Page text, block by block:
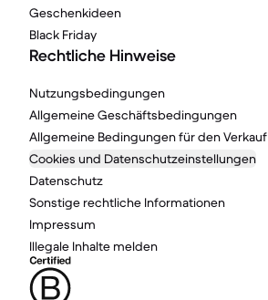
Geschenkideen
Black Friday
Rechtliche Hinweise
Nutzungsbedingungen
Allgemeine Geschäftsbedingungen
Allgemeine Bedingungen für den Verkauf
Cookies und Datenschutzeinstellungen
Datenschutz
Sonstige rechtliche Informationen
Impressum
Illegale Inhalte melden